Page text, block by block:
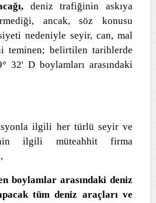
deniz trafiğinin askıya
ancak, söz konusu
nedeniyle seyir, can, mal
teminen; belirtilen tarihlerde
32' D boylamları arasındaki
ilgili her türlü seyir ve
ilgili müteahhit firma
boylamlar arasındaki deniz
tüm deniz araçları ve